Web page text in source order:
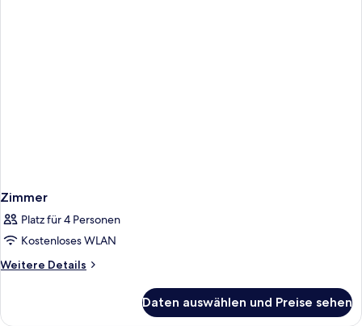
Zimmer
Platz für 4 Personen
Kostenloses WLAN
Weitere Details
Weitere
Daten auswählen und Preise sehen